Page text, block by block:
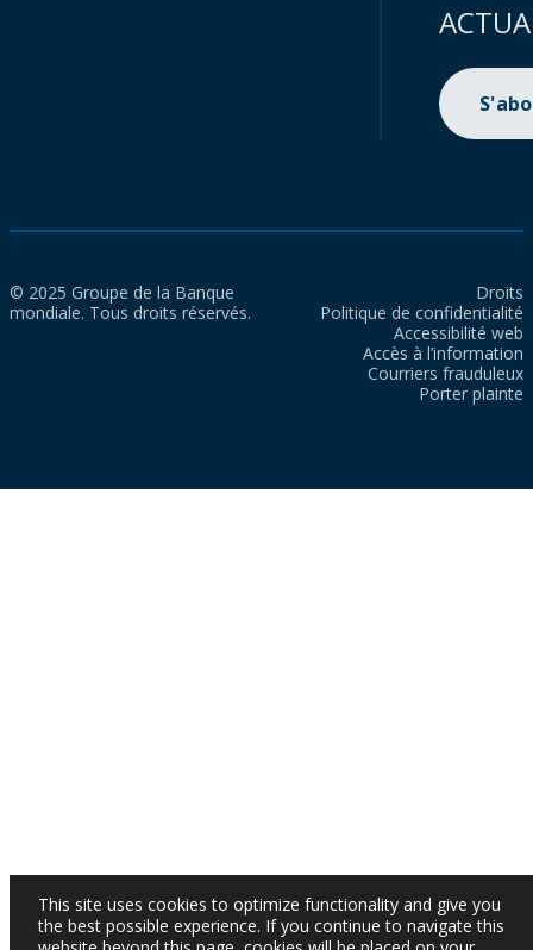
© 2025 Groupe de la Banque
mondiale. Tous droits réservés.
Droits
Politique de confidentialité
Accessibilité web
Accès à l’information
Courriers frauduleux
Porter plainte
This site uses cookies to optimize functionality and give you
the best possible experience. If you continue to navigate this